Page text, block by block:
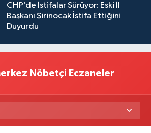
CHP’de İstifalar Sürüyor: Eski İl
Başkanı Şirinocak İstifa Ettiğini
Duyurdu
Nöbetçi Eczaneler